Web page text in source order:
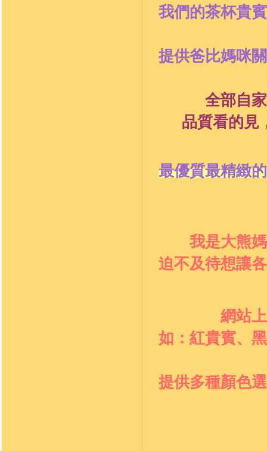
我們的茶杯貴
提供爸比媽咪
全部自
品質看的見
最優質最精緻
我是大熊
迫不及待想讓
網站
如： 紅貴賓、
提供多種顏色